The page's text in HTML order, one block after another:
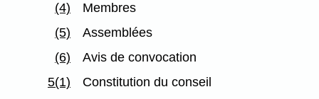
(4)
Membres
(5)
Assemblées
(6)
Avis de convocation
5(1)
Constitution du conseil